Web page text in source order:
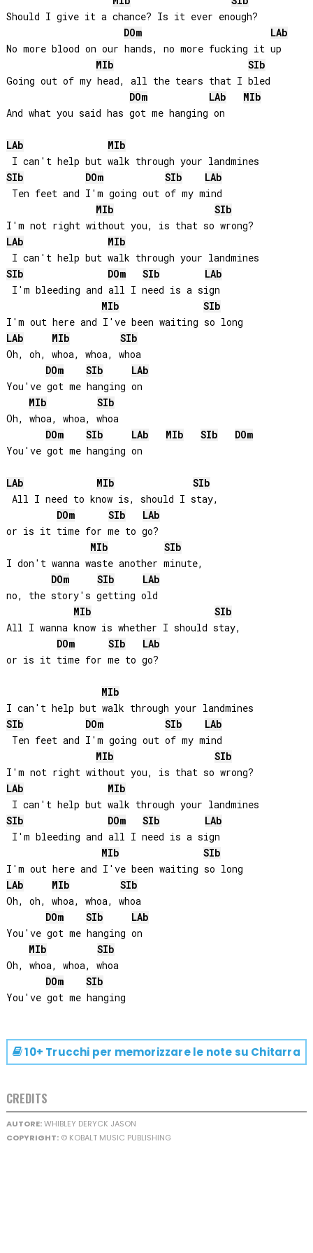
Should I give it a chance? Is it ever enough?
DOm
LAb
No more blood on our hands, no more fucking it up
MIb
SIb
Going out of my head, all the tears that I bled
DOm LAb
MIb
And what you said has got me hanging on
LAb
MIb
SIb
DOm SIb
LAb
Ten feet and I'm going out of my mind
MIb
SIb
LAb
MIb
SIb
DOm SIb
LAb
I'm bleeding and all I need is a sign
MIb
SIb
LAb
MIb
SIb
Oh, oh, whoa, whoa, whoa
DOm SIb
LAb
You've got me hanging on
MIb
SIb
Oh, whoa, whoa, whoa
DOm SIb LAb MIb SIb DOm
You've got me hanging on
LAb MIb
SIb
All I need to know is, should I stay,
DOm SIb
LAb
or is it time for me to go?
MIb
SIb
I don't wanna waste another minute,
DOm SIb
LAb
no, the story's getting old
MIb
SIb
All I wanna know is whether I should stay,
DOm SIb
LAb
or is it time for me to go?
MIb
SIb
DOm SIb
LAb
Ten feet and I'm going out of my mind
MIb
SIb
LAb
MIb
SIb
DOm SIb
LAb
I'm bleeding and all I need is a sign
MIb
SIb
LAb
MIb
SIb
Oh, oh, whoa, whoa, whoa
DOm SIb
LAb
You've got me hanging on
MIb
SIb
Oh, whoa, whoa, whoa
DOm
SIb
10+ Trucchi per memorizzare le note su Chitarra
CREDITS
AUTORE:WHIBLEY DERYCK JASON
COPYRIGHT:© KOBALT MUSIC PUBLISHING